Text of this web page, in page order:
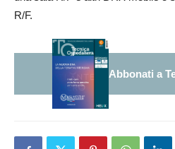
R/F.
Abbonati a